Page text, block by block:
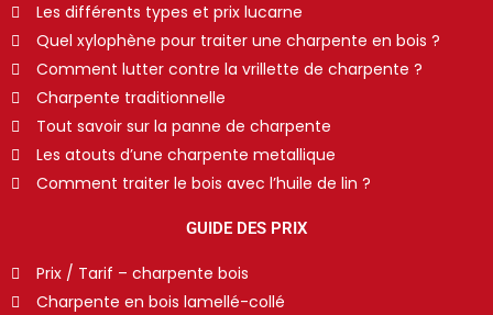
Les différents types et prix lucarne
Quel xylophène pour traiter une charpente en bois ?
Comment lutter contre la vrillette de charpente ?
Charpente traditionnelle
Tout savoir sur la panne de charpente
Les atouts d’une charpente metallique
Comment traiter le bois avec l’huile de lin ?
GUIDE DES PRIX
Prix / Tarif – charpente bois
Charpente en bois lamellé-collé